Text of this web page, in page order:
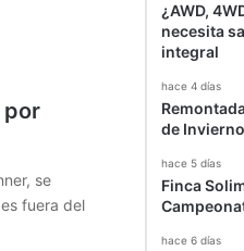
por
se
fuera del
¿AWD,
necesita
integral
hace 4 días
de
hace 5 días
Finca
hace 6 días